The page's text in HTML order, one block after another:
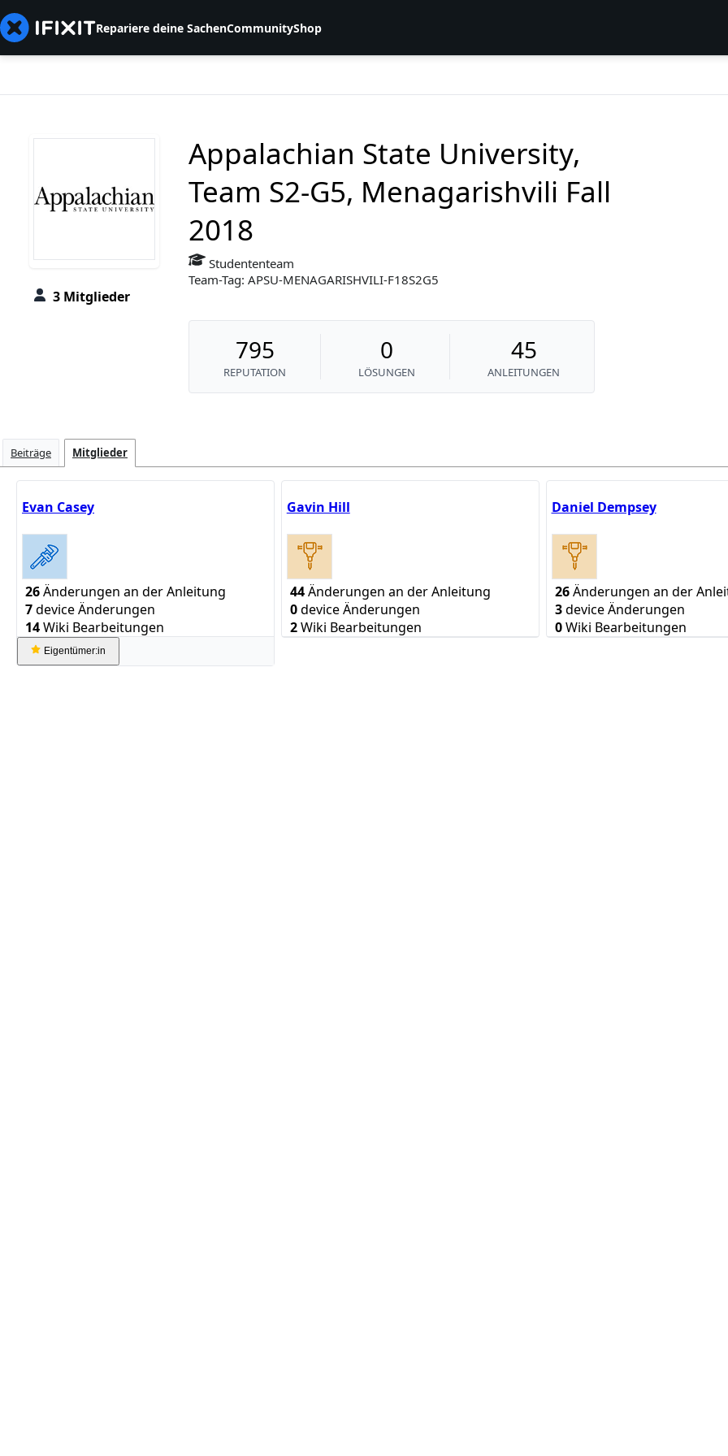
Repariere deine SachenCommunityShop
3 Mitglieder
Appalachian State University,
Team S2-G5, Menagarishvili Fall
2018
Studententeam
Team-Tag: APSU-MENAGARISHVILI-F18S2G5
795
REPUTATION
0
LÖSUNGEN
45
ANLEITUNGEN
Beiträge Mitglieder
Evan Casey
26Änderungen an der Anleitung
7device Änderungen
14Wiki Bearbeitungen
Eigentümer:in
Gavin Hill
44Änderungen an der Anleitung
0device Änderungen
2Wiki Bearbeitungen
Daniel Dempsey
26Änderungen an der
3device Änderungen
0Wiki Bearbeitungen